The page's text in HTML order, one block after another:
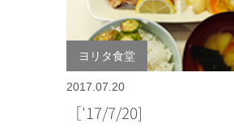
ヨリタ食堂
2017.07.20
［'17/7/20]